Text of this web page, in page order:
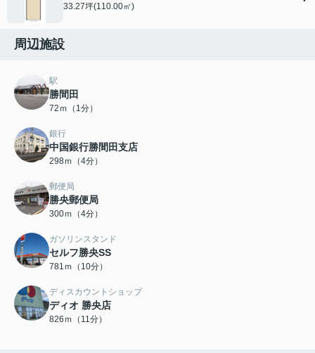
33.27坪(110.00㎡)
周辺施設
駅
勝間田
72ｍ（1分）
銀行
中国銀行勝間田支店
298ｍ（4分）
郵便局
勝央郵便局
300ｍ（4分）
ガソリンスタンド
セルフ勝央SS
781ｍ（10分）
ディスカウントショップ
ディオ 勝央店
826ｍ（11分）